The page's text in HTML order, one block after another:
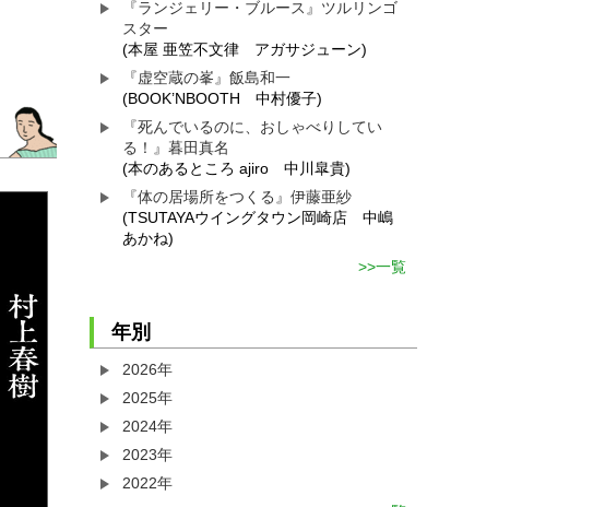
『ランジェリー・ブルース』ツルリンゴ
スター
(本屋 亜笠不文律 アガサジューン)
『虚空蔵の峯』飯島和一
(BOOK’NBOOTH 中村優子)
『死んでいるのに、おしゃべりしてい
る！』暮田真名
(本のあるところ ajiro 中川皐貴)
『体の居場所をつくる』伊藤亜紗
(TSUTAYAウイングタウン岡崎店 中嶋
あかね)
一覧
年別
2026年
2025年
2024年
2023年
2022年